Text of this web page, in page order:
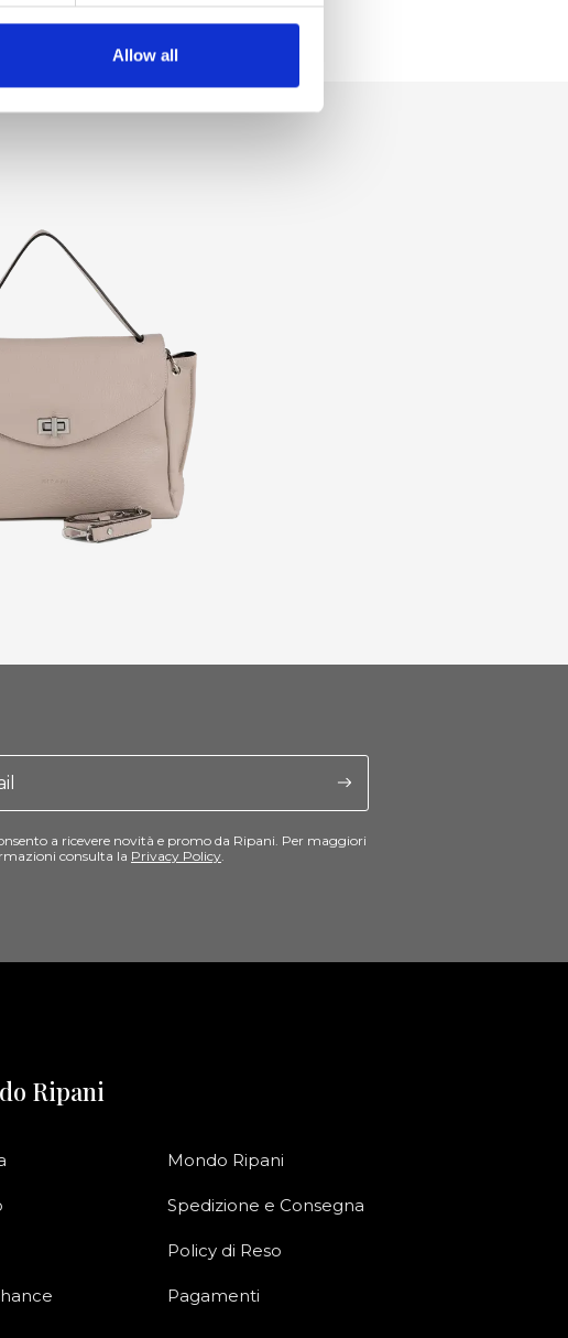
Allow all
a ricevere novità e promo da Ripani. Per maggiori
consulta la Privacy Policy
Ripani
Mondo Ripani
Spedizione e Consegna
Policy di Reso
Pagamenti